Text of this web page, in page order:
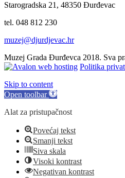
Starogradska 21, 48350 Đurđevac
tel. 048 812 230
muzej@djurdjevac.hr
Muzej Grada Đurđevca 2018. Sva
Politika
Skip to content
Open toolbar
Alat za pristupačnost
Povećaj tekst
Smanji tekst
Siva skala
Visoki kontrast
Negativan kontrast